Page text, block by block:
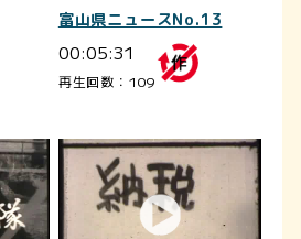
富山県ニュースNo.13
00:05:31
再生回数：109